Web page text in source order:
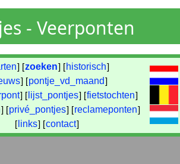
- Veerponten
] [zoeken] [ historisch]
] [pontje_vd_maand]
] [ lijst_pontjes] [fietstochten]
] [privé_pontjes] [reclameponten]
[ links] [contact]